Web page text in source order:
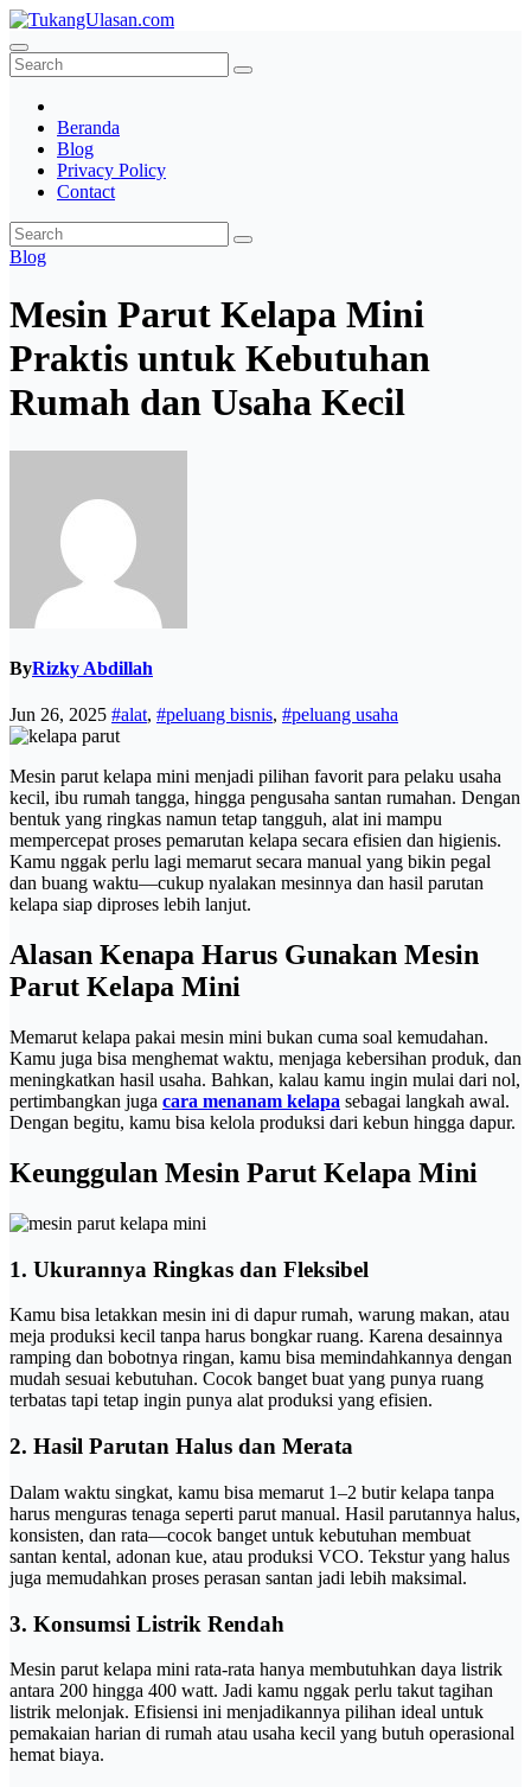
Skip
to
content
TukangUlasan.com
Baca Aja Dulu!
Beranda
Blog
Privacy Policy
Contact
Blog
Mesin Parut Kelapa Mini
Praktis untuk Kebutuhan
Rumah dan Usaha Kecil
ByRizky Abdillah
Jun 26, 2025 #alat, #peluang bisnis, #peluang usaha
Mesin parut kelapa mini menjadi pilihan favorit para pelaku usaha
kecil, ibu rumah tangga, hingga pengusaha santan rumahan. Dengan
bentuk yang ringkas namun tetap tangguh, alat ini mampu
mempercepat proses pemarutan kelapa secara efisien dan higienis.
Kamu nggak perlu lagi memarut secara manual yang bikin pegal
dan buang waktu—cukup nyalakan mesinnya dan hasil parutan
kelapa siap diproses lebih lanjut.
Alasan Kenapa Harus Gunakan Mesin
Parut Kelapa Mini
Memarut kelapa pakai mesin mini bukan cuma soal kemudahan.
Kamu juga bisa menghemat waktu, menjaga kebersihan produk, dan
meningkatkan hasil usaha. Bahkan, kalau kamu ingin mulai dari nol,
pertimbangkan juga cara menanam kelapa sebagai langkah awal.
Dengan begitu, kamu bisa kelola produksi dari kebun hingga dapur.
Keunggulan Mesin Parut Kelapa Mini
1. Ukurannya Ringkas dan Fleksibel
Kamu bisa letakkan mesin ini di dapur rumah, warung makan, atau
meja produksi kecil tanpa harus bongkar ruang. Karena desainnya
ramping dan bobotnya ringan, kamu bisa memindahkannya dengan
mudah sesuai kebutuhan. Cocok banget buat yang punya ruang
terbatas tapi tetap ingin punya alat produksi yang efisien.
2. Hasil Parutan Halus dan Merata
Dalam waktu singkat, kamu bisa memarut 1–2 butir kelapa tanpa
harus menguras tenaga seperti parut manual. Hasil parutannya halus,
konsisten, dan rata—cocok banget untuk kebutuhan membuat
santan kental, adonan kue, atau produksi VCO. Tekstur yang halus
juga memudahkan proses perasan santan jadi lebih maksimal.
3. Konsumsi Listrik Rendah
Mesin parut kelapa mini rata-rata hanya membutuhkan daya listrik
antara 200 hingga 400 watt. Jadi kamu nggak perlu takut tagihan
listrik melonjak. Efisiensi ini menjadikannya pilihan ideal untuk
pemakaian harian di rumah atau usaha kecil yang butuh operasional
hemat biaya.